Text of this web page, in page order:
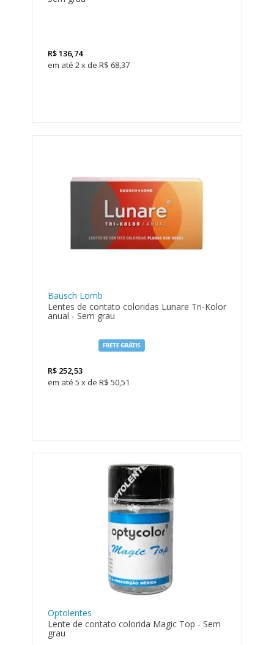
R$136,74
2x de R$ 68,37
Bausch Lomb
Lentes de contato coloridas Lunare Tri-Kolor
anual - Sem grau
R$ 252,53
5 x de R$ 50,51
Optolentes
Lente de contato colorida Magic Top - Sem
grau